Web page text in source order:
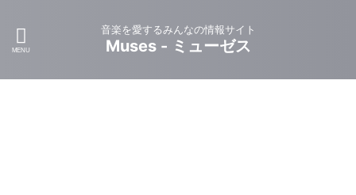
音楽を愛するみんなの情報サイト
Muses - ミューゼス